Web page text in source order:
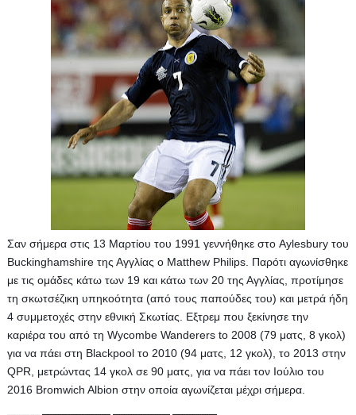
Σαν σήμερα στις 13 Mαρτίου του 1991 γεννήθηκε στο Aylesbury του
Buckinghamshire της Αγγλίας ο Matthew Philips. Παρότι αγωνίσθηκε
με τις ομάδες κάτω των 19 και κάτω των 20 της Αγγλίας, προτίμησε
τη σκωτσέζικη υπηκοότητα (από τους παπούδες του) και μετρά ήδη
4 συμμετοχές στην εθνική Σκωτίας. Εξτρεμ που ξεκίνησε την
καριέρα του από τη Wycombe Wanderers to 2008 (79 ματς, 8 γκολ)
για να πάει στη Blackpool το 2010 (94 ματς, 12 γκολ), το 2013 στην
QPR, μετρώντας 14 γκολ σε 90 ματς, για να πάει τον Ιούλιο του
2016 Bromwich Albion στην οποία αγωνίζεται μέχρι σήμερα.